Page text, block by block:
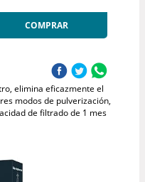
COMPRAR
elimina eficazmente el
modos de pulverización,
de filtrado de 1 mes